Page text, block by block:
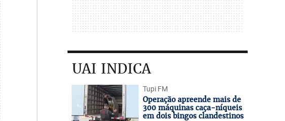
UAI INDICA
Tupi FM
Operação apreende mais de
300 máquinas caça-níqueis
em dois bingos clandestinos